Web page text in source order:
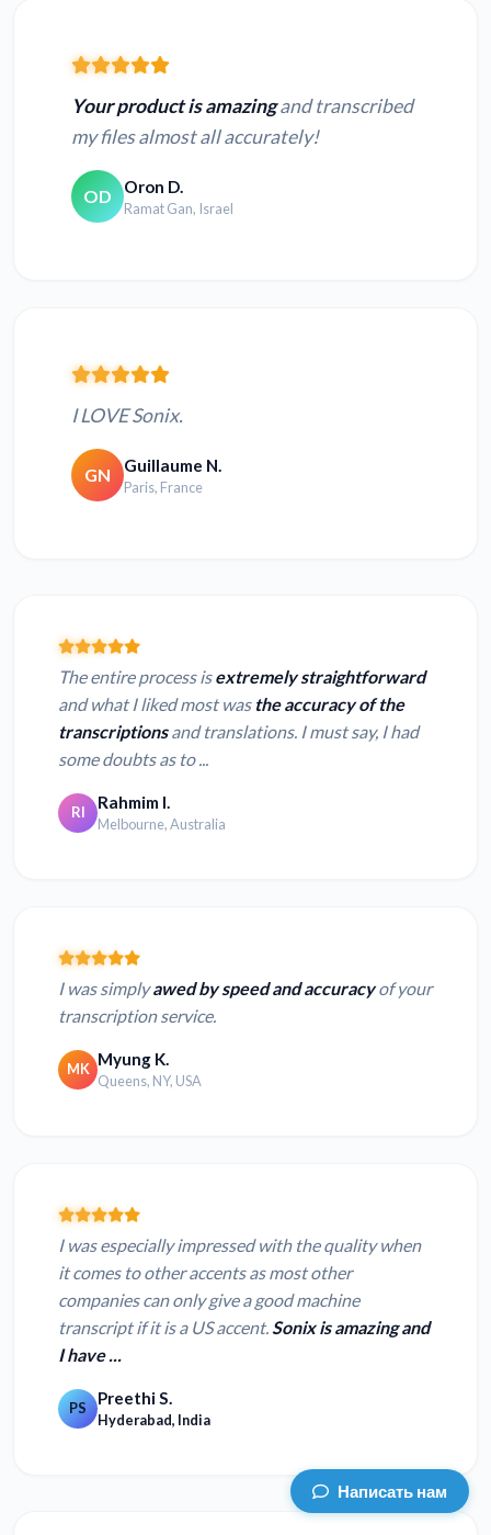
Your product is amazingand transcribed
my files almost all accurately!
OD Oron D.
Ramat Gan, Israel
I LOVE Sonix.
GN Guillaume N.
Paris, France
The entire process isextremely straightforward
and what I liked most was the accuracy of the
transcriptionsand translations. I must say, I had
some doubts as to ...
RI Rahmim I.
Melbourne, Australia
I was simplyawed by speed and accuracyof your
transcription service.
MK Myung K.
Queens, NY, USA
I was especially impressed with the quality when
it comes to other accents as most other
companies can only give a good machine
transcript if it is a US accent.Sonix is amazing and
I have ...
PS Preethi S.
Hyderabad, India
Написать нам